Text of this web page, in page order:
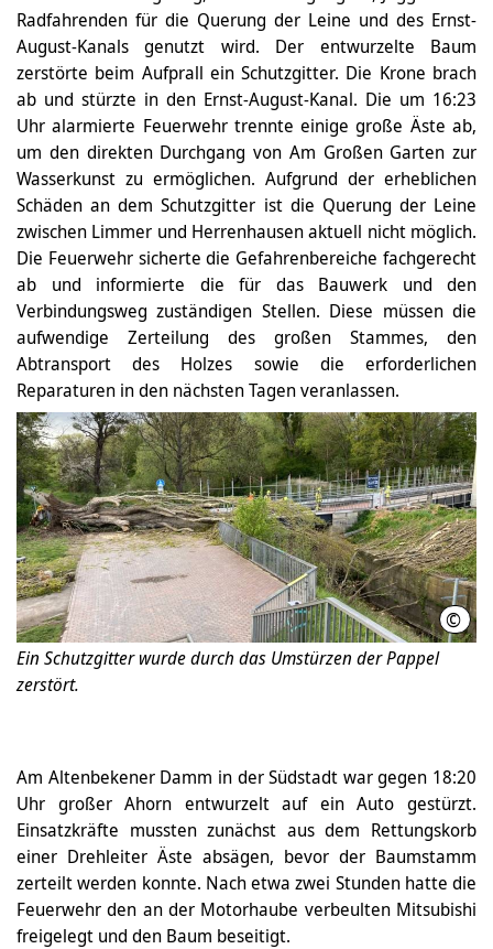
Radfahrenden für die Querung der Leine und des Ernst-
August-Kanals genutzt wird. Der entwurzelte Baum
zerstörte beim Aufprall ein Schutzgitter. Die Krone brach
ab und stürzte in den Ernst-August-Kanal. Die um 16:23
Uhr alarmierte Feuerwehr trennte einige große Äste ab,
um den direkten Durchgang von Am Großen Garten zur
Wasserkunst zu ermöglichen. Aufgrund der erheblichen
Schäden an dem Schutzgitter ist die Querung der Leine
zwischen Limmer und Herrenhausen aktuell nicht möglich.
Die Feuerwehr sicherte die Gefahrenbereiche fachgerecht
ab und informierte die für das Bauwerk und den
Verbindungsweg zuständigen Stellen. Diese müssen die
aufwendige Zerteilung des großen Stammes, den
Abtransport des Holzes sowie die erforderlichen
Reparaturen in den nächsten Tagen veranlassen.
©
Ein Schutzgitter wurde durch das Umstürzen der Pappel
zerstört.
Am Altenbekener Damm in der Südstadt war gegen 18:20
Uhr großer Ahorn entwurzelt auf ein Auto gestürzt.
Einsatzkräfte mussten zunächst aus dem Rettungskorb
einer Drehleiter Äste absägen, bevor der Baumstamm
zerteilt werden konnte. Nach etwa zwei Stunden hatte die
Feuerwehr den an der Motorhaube verbeulten Mitsubishi
freigelegt und den Baum beseitigt.